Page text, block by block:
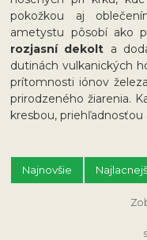
pokožkou aj
ametystu pôsobí ako
rozjasní dekolt a
dutinách vulkanických
prítomnosti iónov
prirodzeného žiarenia.
kresbou,
Najnovšie